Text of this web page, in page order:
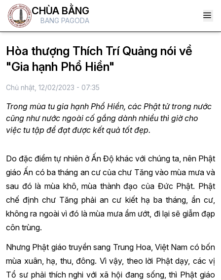
CHÙA BẰNG
BANG PAGODA
Hòa thượng Thích Trí Quảng nói về
"Gia hạnh Phổ Hiền"
Chủ nhật, 12/02/2023 - 07:35
Trong mùa tu gia hạnh Phổ Hiền, các Phật tử trong nước
cũng như nước ngoài cố gắng dành nhiều thì giờ cho
việc tu tập để đạt được kết quả tốt đẹp.
Do đặc điểm tự nhiên ở Ấn Độ khác với chúng ta, nên Phật
giáo Ấn có ba tháng an cư của chư Tăng vào mùa mưa và
sau đó là mùa khô, mùa thành đạo của Đức Phật. Phật
chế định chư Tăng phải an cư kiết hạ ba tháng, ẩn cư,
không ra ngoài vì đó là mùa mưa ẩm ướt, đi lại sẽ giẫm đạp
côn trùng.
Nhưng Phật giáo truyền sang Trung Hoa, Việt Nam có bốn
mùa xuân, hạ, thu, đông. Vì vậy, theo lời Phật dạy, các vị
Tổ sư phải thích nghi với xã hội đang sống, thì Phật giáo